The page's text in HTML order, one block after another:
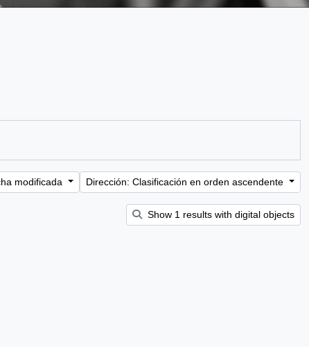
modificada Dirección: Clasificación en orden ascendente
Show 1 results with digital objects